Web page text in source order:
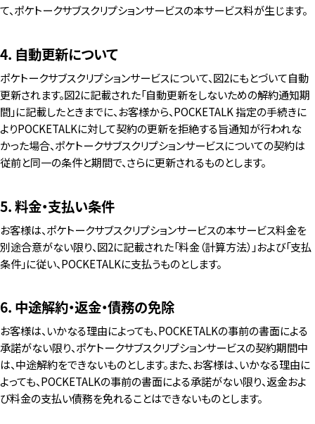
て、ポケトークサブスクリプションサービスの本サービス料が生じます。
4. 自動更新について
ポケトークサブスクリプションサービスについて、図2にもとづいて自動
更新されます。図2に記載された「自動更新をしないための解約通知期
間」に記載したときまでに、お客様から、POCKETALK 指定の手続きに
よりPOCKETALKに対して契約の更新を拒絶する旨通知が行われな
かった場合、ポケトークサブスクリプションサービスについての契約は
従前と同一の条件と期間で、さらに更新されるものとします。
5. 料金・支払い条件
お客様は、ポケトークサブスクリプションサービスの本サービス料金を
別途合意がない限り、図2に記載された「料金（計算方法）」および「支払
条件」に従い、POCKETALKに支払うものとします。
6. 中途解約・返金・債務の免除
お客様は、いかなる理由によっても、POCKETALKの事前の書面による
承諾がない限り、ポケトークサブスクリプションサービスの契約期間中
は、中途解約をできないものとします。また、お客様は、いかなる理由に
よっても、POCKETALKの事前の書面による承諾がない限り、返金およ
び料金の支払い債務を免れることはできないものとします。